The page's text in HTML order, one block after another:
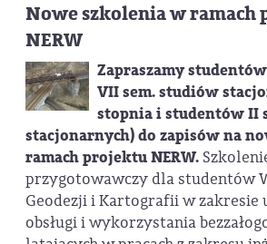
Nowe szkolenia w
NERW
Zapraszamy
VII sem. studiów
stopnia i studentów II
stacjonarnych) do zapisów na
ramach projektu NERW.
przygotowawczy dla studentów
Geodezji i Kartografii w zakresie
obsługi i wykorzystania